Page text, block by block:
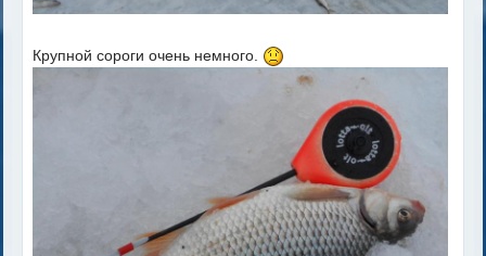
Крупной сороги очень немного.